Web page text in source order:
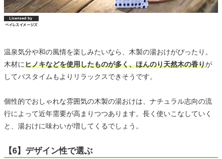
温泉気分や和の風情を楽しみたいなら、木製の湯おけがぴったり。
木材にヒノキなどを使用したものが多く、ほんのり天然木の香りが
してバスタイムもよりリラックスできそうです。
個性的でおしゃれな雰囲気の木製の湯おけは、ナチュラル志向の流
行によって近年需要が高まりつつあります。長く使いこなしていく
と、湯おけに味わいが増してくるでしょう。
【6】デザイン性で選ぶ